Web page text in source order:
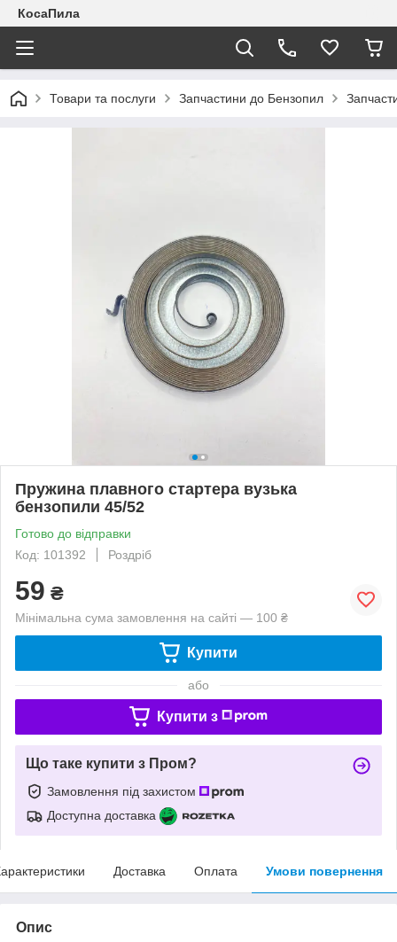
КосаПила
Товари та послуги Запчастини до Бензопил
Пружина плавного стартера вузька
бензопили 45/52
Готово до відправки
Код: 101392
Роздріб
59 ₴
Мінімальна сума замовлення на сайті — 100 ₴
Купити
або
Купити з
Що таке купити з Пром?
Замовлення під захистом
Доступна доставка
Доставка Оплата Умови повернення
Опис